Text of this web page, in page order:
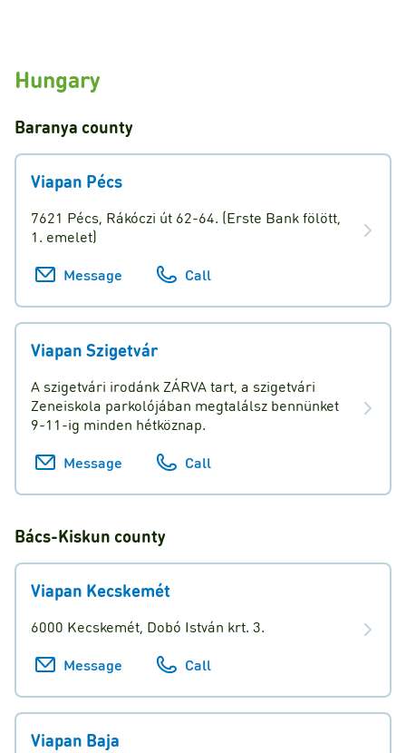
Hungary
Baranya county
Viapan Pécs
7621 Pécs, Rákóczi út 62-64. (Erste Bank fölött,
1. emelet)
Message
Call
Viapan Szigetvár
A szigetvári irodánk ZÁRVA tart, a szigetvári
Zeneiskola parkolójában megtalálsz bennünket
9-11-ig minden hétköznap.
Message
Call
Bács-Kiskun county
Viapan Kecskemét
6000 Kecskemét, Dobó István krt. 3.
Message
Call
Viapan Baja